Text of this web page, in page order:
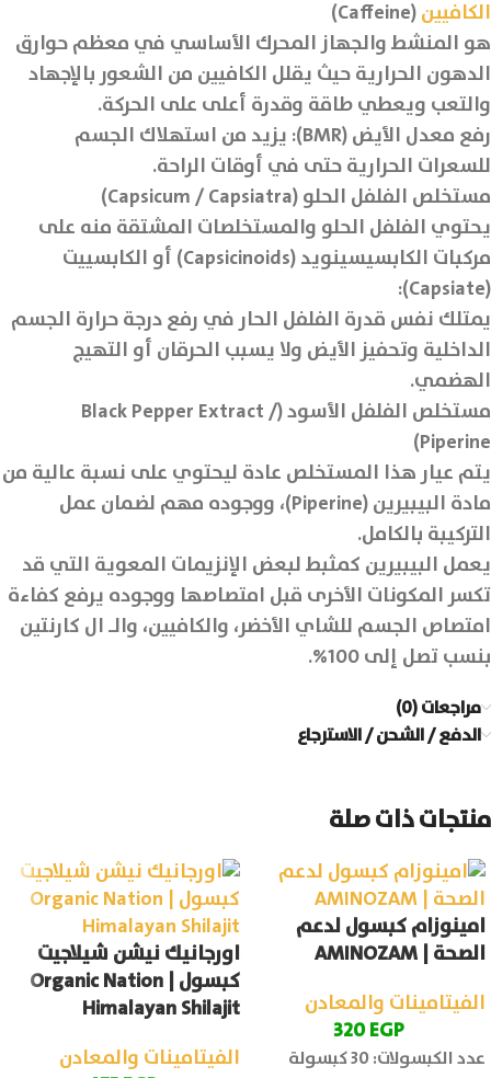
الكافيين(Caffeine)
هو المنشط والجهاز المحرك الأساسي في معظم حوارق
الدهون الحرارية حيث يقلل الكافيين من الشعور بالإجهاد
والتعب ويعطي طاقة وقدرة أعلى على الحركة.
رفع معدل الأيض (BMR): يزيد من استهلاك الجسم
للسعرات الحرارية حتى في أوقات الراحة.
مستخلص الفلفل الحلو (Capsicum / Capsiatra)
يحتوي الفلفل الحلو والمستخلصات المشتقة منه على
مركبات الكابسيسينويد (Capsicinoids) أو الكابسييت
(Capsiate):
يمتلك نفس قدرة الفلفل الحار في رفع درجة حرارة الجسم
الداخلية وتحفيز الأيض ولا يسبب الحرقان أو التهيج
الهضمي.
مستخلص الفلفل الأسود (Black Pepper Extract /
Piperine)
يتم عيار هذا المستخلص عادة ليحتوي على نسبة عالية من
مادة البيبيرين (Piperine)، ووجوده مهم لضمان عمل
التركيبة بالكامل.
يعمل البيبيرين كمثبط لبعض الإنزيمات المعوية التي قد
تكسر المكونات الأخرى قبل امتصاصها ووجوده يرفع كفاءة
امتصاص الجسم للشاي الأخضر، والكافيين، والـ ال كارنتين
بنسب تصل إلى 100%.
مراجعات (0)
الدفع / الشحن / الاسترجاع
منتجات ذات صلة
امينوزام كبسول لدعم
الصحة | AMINOZAM
الفيتامينات والمعادن
320EGP
عدد الكبسولات: 30 كبسولة
اورجانيك نيشن شيلاجيت
كبسول | Organic Nation
Himalayan Shilajit
الفيتامينات والمعادن